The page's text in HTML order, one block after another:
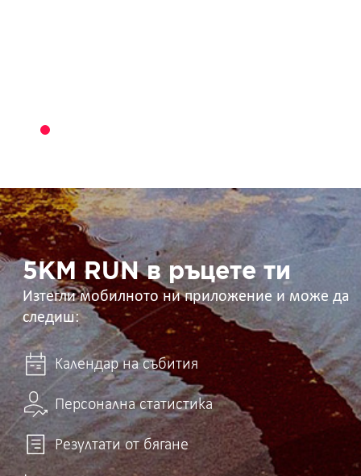
5KM
RUN
в
ръцете
ти 5KM RUN в ръцете ти
Изтегли мобилното ни приложение и може да
следиш:
Календар на събития
Персонална статистика
Резултати от бягане